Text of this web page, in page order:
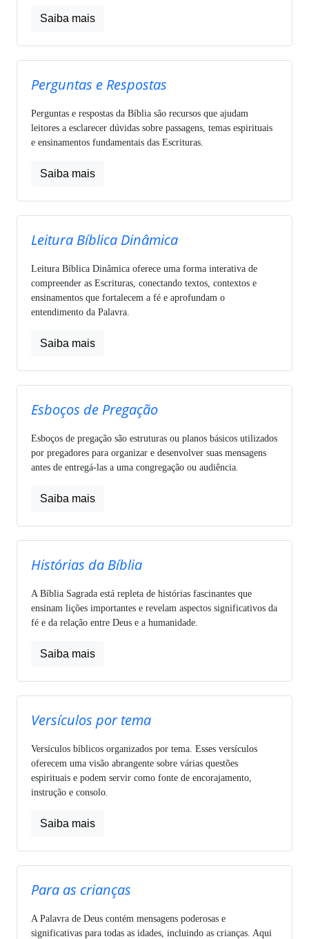
Saiba mais
Perguntas e Respostas
Perguntas e respostas da Bíblia são recursos que ajudam
leitores a esclarecer dúvidas sobre passagens, temas espirituais
e ensinamentos fundamentais das Escrituras.
Saiba mais
Leitura Bíblica Dinâmica
Leitura Bíblica Dinâmica oferece uma forma interativa de
compreender as Escrituras, conectando textos, contextos e
ensinamentos que fortalecem a fé e aprofundam o
entendimento da Palavra.
Saiba mais
Esboços de Pregação
Esboços de pregação são estruturas ou planos básicos utilizados
por pregadores para organizar e desenvolver suas mensagens
antes de entregá-las a uma congregação ou audiência.
Saiba mais
Histórias da Bíblia
A Bíblia Sagrada está repleta de histórias fascinantes que
ensinam lições importantes e revelam aspectos significativos da
fé e da relação entre Deus e a humanidade.
Saiba mais
Versículos por tema
Versículos bíblicos organizados por tema. Esses versículos
oferecem uma visão abrangente sobre várias questões
espirituais e podem servir como fonte de encorajamento,
instrução e consolo.
Saiba mais
Para as crianças
A Palavra de Deus contém mensagens poderosas e
significativas para todas as idades, incluindo as crianças. Aqui